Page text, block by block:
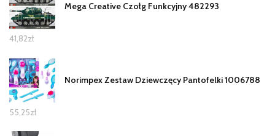
Mega Creative Czołg Funkcyjny 482293
41,82zł
Norimpex Zestaw Dziewczęcy Pantofelki 1006788
55,25zł